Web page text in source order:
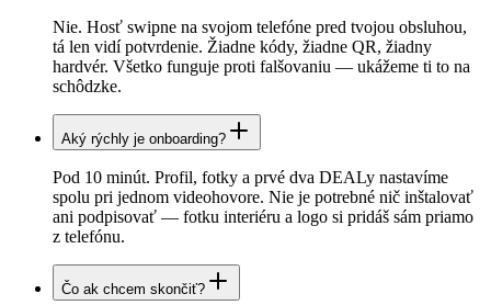
Nie. Hosť swipne na svojom telefóne pred tvojou obsluhou,
tá len vidí potvrdenie. Žiadne kódy, žiadne QR, žiadny
hardvér. Všetko funguje proti falšovaniu — ukážeme ti to na
schôdzke.
Aký rýchly je onboarding?
Pod 10 minút. Profil, fotky a prvé dva DEALy nastavíme
spolu pri jednom videohovore. Nie je potrebné nič inštalovať
ani podpisovať — fotku interiéru a logo si pridáš sám priamo
z telefónu.
Čo ak chcem skončiť?